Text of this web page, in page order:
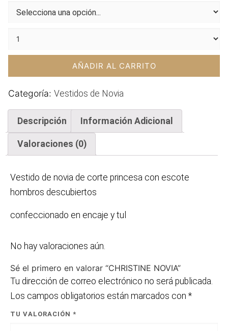
AÑADIR AL CARRITO
Categoría: Vestidos de Novia
Descripción Información Adicional
Valoraciones (0)
Vestido de novia de corte princesa con escote
hombros descubiertos
confeccionado en encaje y tul
No hay valoraciones aún.
Sé el primero en valorar “CHRISTINE NOVIA”
Tu dirección de correo electrónico no será publicada.
Los campos obligatorios están marcados con *
TU VALORACIÓN *